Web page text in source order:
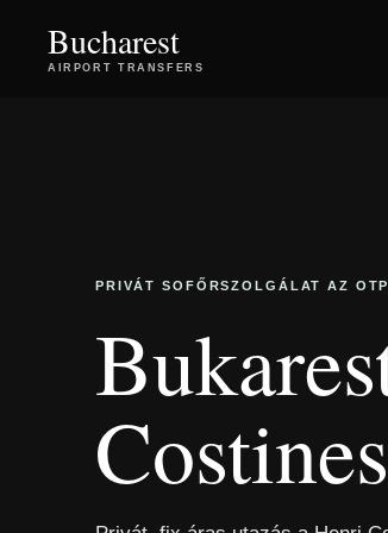
Bucharest
AIRPORT TRANSFERS
PRIVÁT SOFŐRSZOLGÁLAT AZ